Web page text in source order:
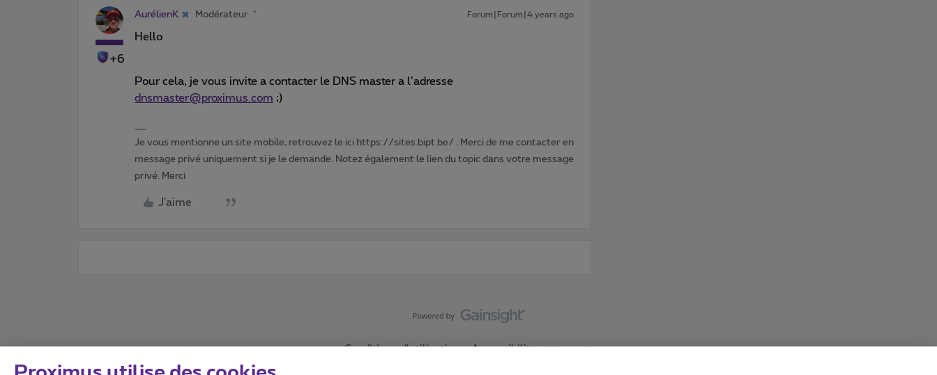
+6
AurélienK Modérateur Forum|Forum|4 years ago
Hello
Pour cela, je vous invite a contacter le DNS master a l’adresse
dnsmaster@proximus.com ;)
Je vous mentionne un site mobile, retrouvez le ici https://sites.bipt.be/ . Merci de me contacter en
message privé uniquement si je le demande. Notez également le lien du topic dans votre message
privé. Merci
J'aime
Conditions d'utilisation Accessibility statement